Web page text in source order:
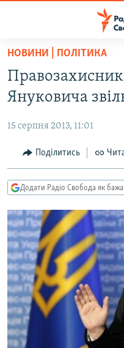
Перейти
основного
матеріалу
Перейти
до
навігації
Перейти
до
ВСЕ ЗА ДОБУ
СТАТТІ
ПОЛІТИКА
ЕКОНОМІКА
КУЛЬТУРА
СПОРТ
УКРАЇНА
СВІТ
ВІЙНА
РОСІЙСЬКА
КРИМ.РЕАЛІЇ
ТИ ЯК?
СХЕМИ
КИТАЙ.ВИКЛИКИ
МУЛЬТИМЕДІА
ФОТО
СПЕЦПРОЄКТИ
НОВИНИ | ПОЛІТИКА
Януковича
15 серпня 2013, 11:01
Поділитись
Додати Радіо Свобода як